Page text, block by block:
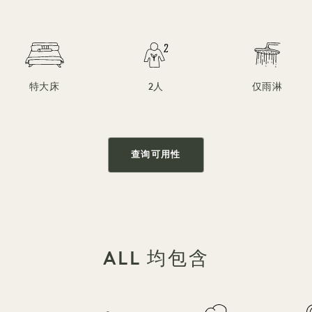
特大床 2人 仅雨淋
查询可用性
ALL 均包含